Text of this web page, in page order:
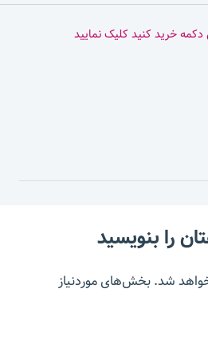
دکمه خرید کنید کلیک نمایید
را بنویسید
شد.بخش‌های موردنیاز